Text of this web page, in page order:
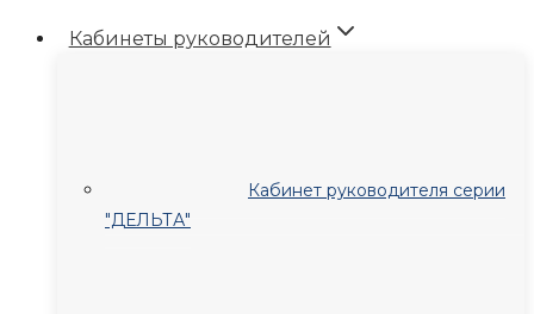
Кабинеты руководителей
Кабинет руководителя серии
"ДЕЛЬТА"